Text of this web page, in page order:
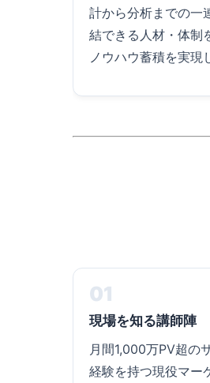
計から分析までの一
結できる人材・体制
ノウハウ蓄積を実現
01
現場を知る講師陣
月間1,000万PV超の
経験を持つ現役マー